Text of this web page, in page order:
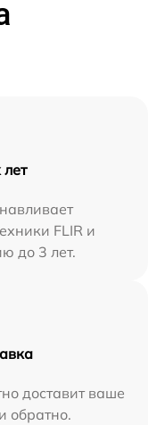
FLIR и
до 3 лет.
доставит ваше
обратно.